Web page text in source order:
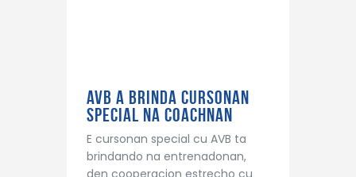
AVB A BRINDA CURSONAN
SPECIAL NA COACHNAN
E cursonan special cu AVB ta
brindando na entrenadonan,
den cooperacion estrecho cu